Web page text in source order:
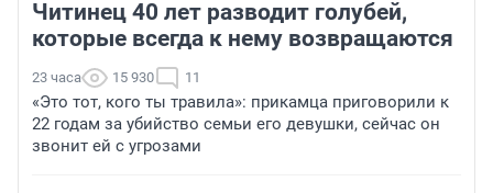
Читинец 40 лет разводит голубей,
которые всегда к нему возвращаются
23 часа 15 930 11
«Это тот, кого ты травила»: прикамца приговорили к
22 годам за убийство семьи его девушки, сейчас он
звонит ей с угрозами